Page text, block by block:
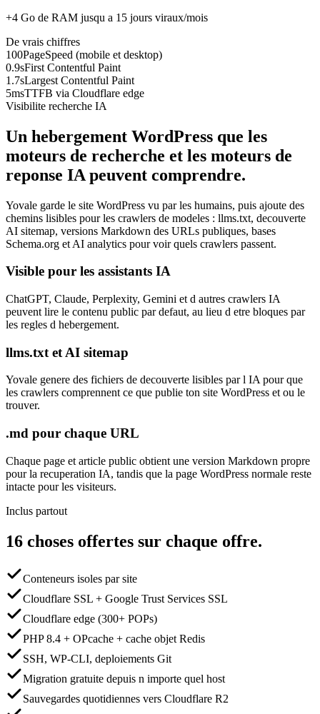
+4 Go de RAM jusqu a 15 jours viraux/mois
De vrais chiffres
100PageSpeed (mobile et desktop)
0.9sFirst Contentful Paint
1.7sLargest Contentful Paint
5msTTFB via Cloudflare edge
Visibilite recherche IA
Un hebergement WordPress que les
moteurs de recherche et les moteurs de
reponse IA peuvent comprendre.
Yovale garde le site WordPress vu par les humains, puis ajoute des
chemins lisibles pour les crawlers de modeles : llms.txt, decouverte
AI sitemap, versions Markdown des URLs publiques, bases
Schema.org et AI analytics pour voir quels crawlers passent.
Visible pour les assistants IA
ChatGPT, Claude, Perplexity, Gemini et d autres crawlers IA
peuvent lire le contenu public par defaut, au lieu d etre bloques par
les regles d hebergement.
llms.txt et AI sitemap
Yovale genere des fichiers de decouverte lisibles par l IA pour que
les crawlers comprennent ce que publie ton site WordPress et ou le
trouver.
.md pour chaque URL
Chaque page et article public obtient une version Markdown propre
pour la recuperation IA, tandis que la page WordPress normale reste
intacte pour les visiteurs.
Inclus partout
16 choses offertes sur chaque offre.
Conteneurs isoles par site
Cloudflare SSL + Google Trust Services SSL
Cloudflare edge (300+ POPs)
PHP 8.4 + OPcache + cache objet Redis
SSH, WP-CLI, deploiements Git
Migration gratuite depuis n importe quel host
Sauvegardes quotidiennes vers Cloudflare R2